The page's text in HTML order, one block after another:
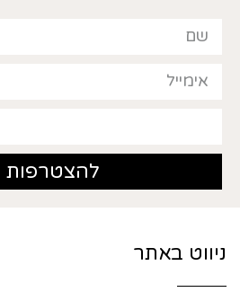
להצטרפות
ניווט באתר